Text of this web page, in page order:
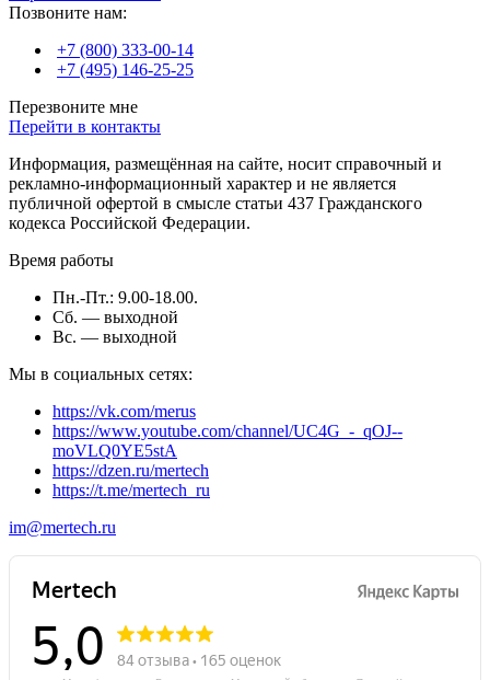
Позвоните нам:
+7 (800) 333-00-14
+7 (495) 146-25-25
Перезвоните мне
Перейти в контакты
Информация, размещённая на сайте, носит справочный и
рекламно-информационный характер и не является
публичной офертой в смысле статьи 437 Гражданского
кодекса Российской Федерации.
Время работы
Пн.-Пт.: 9.00-18.00.
Сб. — выходной
Вс. — выходной
Мы в социальных сетях:
https://vk.com/merus
https://www.youtube.com/channel/UC4G_-_qOJ--
moVLQ0YE5stA
https://dzen.ru/mertech
https://t.me/mertech_ru
im@mertech.ru